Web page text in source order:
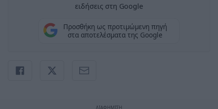
ειδήσεις στη Google
Προσθήκη ως προτιμώμενη πηγή
στα αποτελέσματα της Google